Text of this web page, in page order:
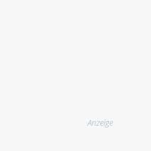
Anzeige